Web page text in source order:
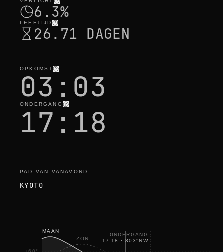
6.3%
LEEFTIJD
26.71 DAGEN
OPKOMST
03:03
ONDERGANG
17:18
PAD VAN VANAVOND
KYOTO
+60°
MAAN
ZON
ONDERGANG
17:18
· 303°NW